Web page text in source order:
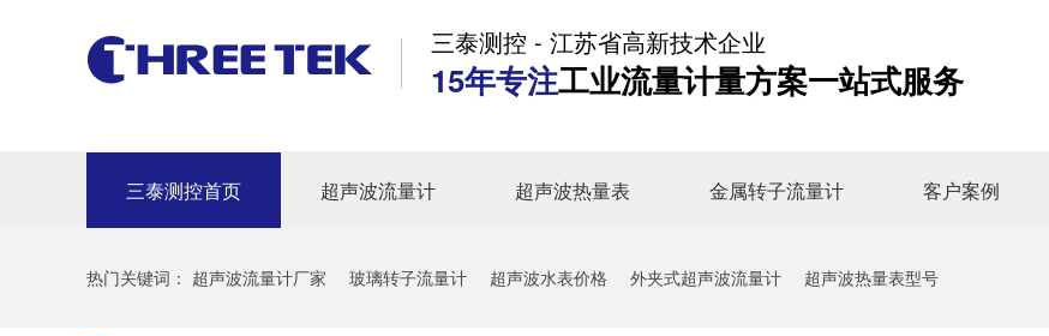
三泰测控 - 江苏省高新技术企业
15年专注工业流量计量方案一站式服务
三泰测控首页 超声波流量计 超声波热量表 金属转子流量计 客户案例
热门关键词： 超声波流量计厂家 玻璃转子流量计 超声波水表价格 外夹式超声波流量计 超声波热量表型号